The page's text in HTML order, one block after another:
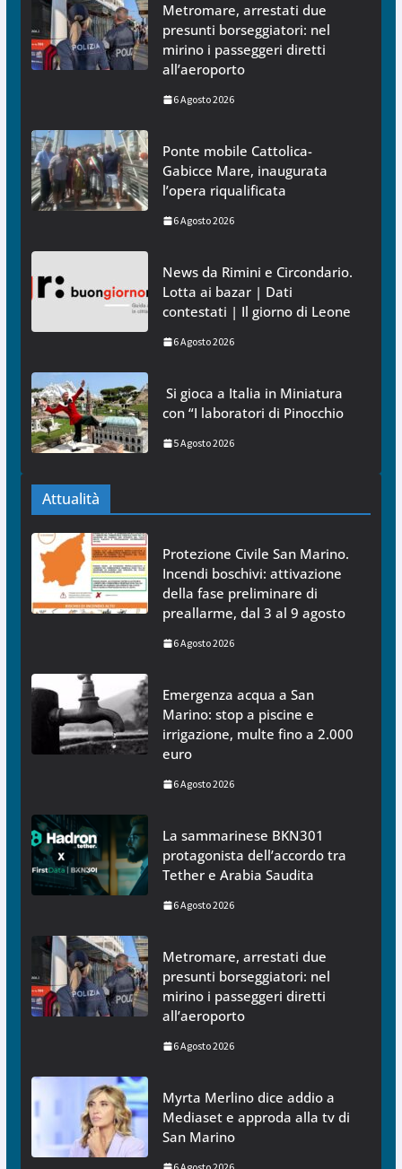
Metromare, arrestati due
presunti borseggiatori: nel
mirino i passeggeri diretti
all’aeroporto
6 Agosto 2026
Ponte mobile Cattolica-
Gabicce Mare, inaugurata
l’opera riqualificata
6 Agosto 2026
News da Rimini e Circondario.
Lotta ai bazar | Dati
contestati | Il giorno di Leone
6 Agosto 2026
Si gioca a Italia in Miniatura
con “I laboratori di Pinocchio
5 Agosto 2026
Attualità
Protezione Civile San Marino.
Incendi boschivi: attivazione
della fase preliminare di
preallarme, dal 3 al 9 agosto
6 Agosto 2026
Emergenza acqua a San
Marino: stop a piscine e
irrigazione, multe fino a 2.000
euro
6 Agosto 2026
La sammarinese BKN301
protagonista dell’accordo tra
Tether e Arabia Saudita
6 Agosto 2026
Metromare, arrestati due
presunti borseggiatori: nel
mirino i passeggeri diretti
all’aeroporto
6 Agosto 2026
Myrta Merlino dice addio a
Mediaset e approda alla tv di
San Marino